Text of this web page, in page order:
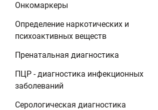
Онкомаркеры
Определение наркотических и
психоактивных веществ
Пренатальная диагностика
ПЦР - диагностика инфекционных
заболеваний
Серологическая диагностика